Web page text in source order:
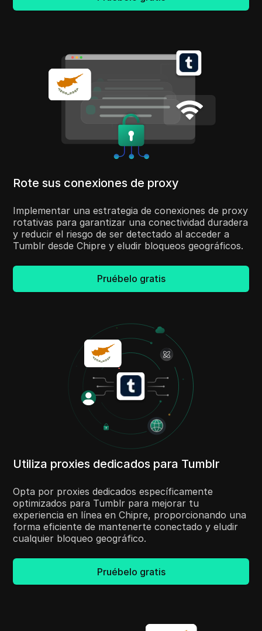
Rote sus conexiones de proxy
Implementar una estrategia de conexiones de proxy
rotativas para garantizar una conectividad duradera
y reducir el riesgo de ser detectado al acceder a
Tumblr desde Chipre y eludir bloqueos geográficos.
Pruébelo gratis
Utiliza proxies dedicados para Tumblr
Opta por proxies dedicados específicamente
optimizados para Tumblr para mejorar tu
experiencia en línea en Chipre, proporcionando una
forma eficiente de mantenerte conectado y eludir
cualquier bloqueo geográfico.
Pruébelo gratis